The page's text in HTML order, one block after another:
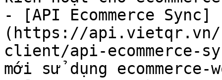
- [API Ecommerce Sync]
(https://api.vietqr.vn/
client/api-ecommerce-
mới sử dụng ecommerce-